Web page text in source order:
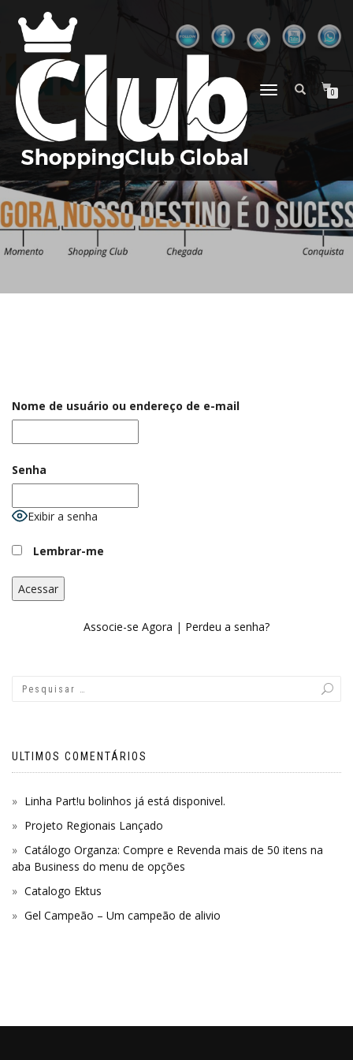
ALTERNAR
0
ACESSAR
Nome de usuário ou endereço de e-mail
Senha
Exibir a senha
Lembrar-me
Associe-se Agora | Perdeu a senha?
ULTIMOS COMENTÁRIOS
Linha Part!u bolinhos já está disponivel.
Projeto Regionais Lançado
Catálogo Organza: Compre e Revenda mais de 50 itens na
aba Business do menu de opções
Catalogo Ektus
Gel Campeão – Um campeão de alivio